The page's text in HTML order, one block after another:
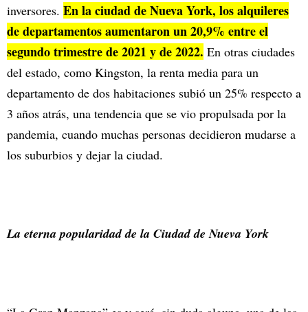
inversores. En la ciudad de Nueva York, los alquileres
de departamentos aumentaron un 20,9% entre el
segundo trimestre de 2021 y de 2022. En otras ciudades
del estado, como Kingston, la renta media para un
departamento de dos habitaciones subió un 25% respecto a
3 años atrás, una tendencia que se vio propulsada por la
pandemia, cuando muchas personas decidieron mudarse a
los suburbios y dejar la ciudad.
La eterna popularidad de la Ciudad de Nueva York